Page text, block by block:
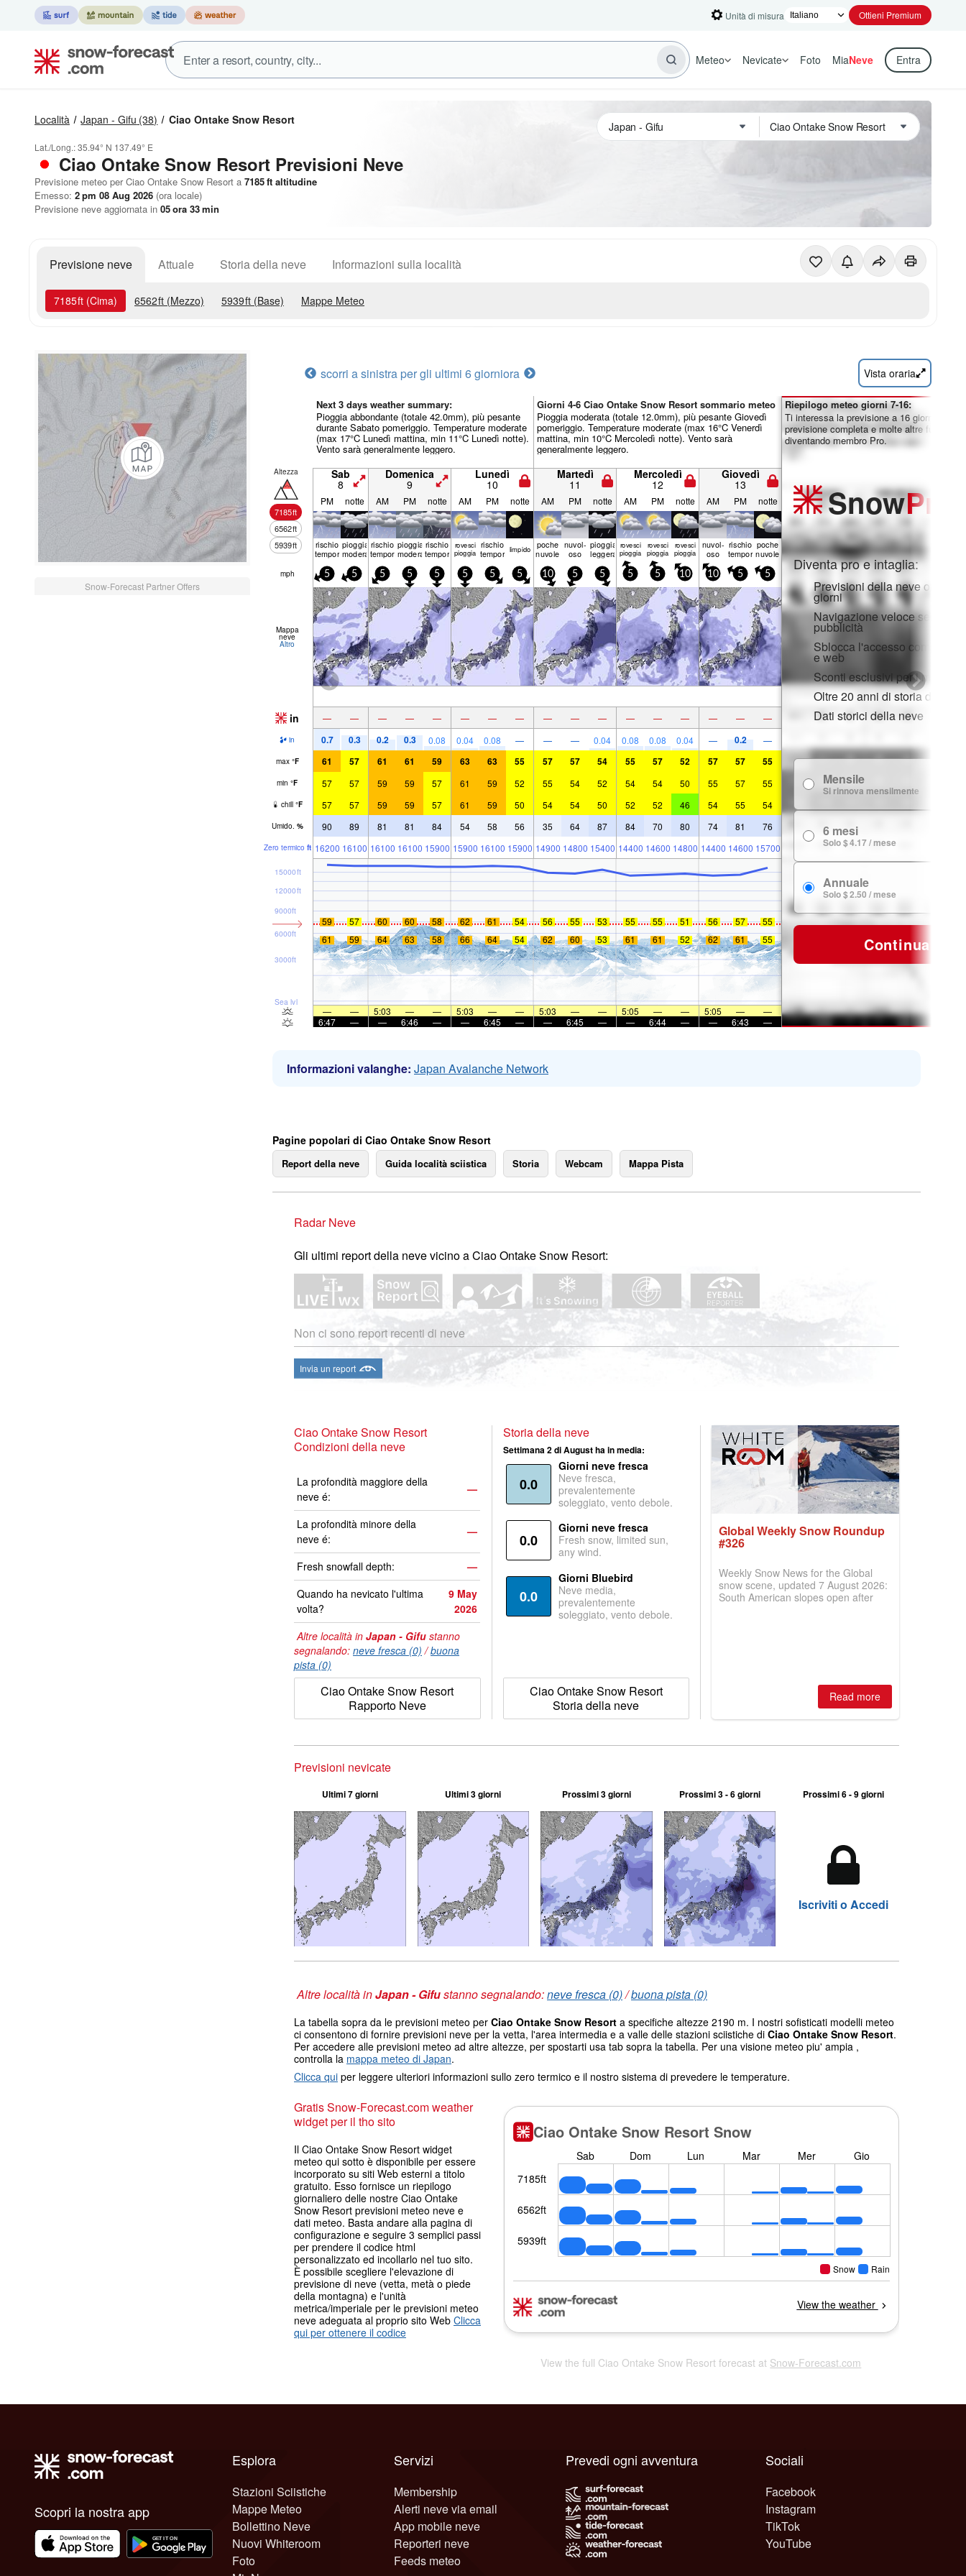
Unità di misura Ottieni Premium
Meteo Nevicate Foto MiaNeve Entra
Località Japan - Gifu (38) Ciao Ontake Snow Resort
Lat./Long.:35.94° N 137.49° E
Ciao Ontake Snow Resort Previsioni Neve
Previsione meteo per Ciao Ontake Snow Resort a 7185ft altitudine
Emesso: 2 pm 08 Aug 2026 (ora locale)
Previsione neve aggiornata in 05ora 33min
Previsione neve Attuale Storia della neve Informazioni sulla località
7185ft (Cima) 6562ft (Mezzo) 5939ft (Base) Mappe Meteo
Snow-Forecast Partner Offers
scorri a sinistra per gli ultimi 6 giorniora Vista oraria
Next 3 days weather summary:
Pioggia abbondante (totale 42.0mm), più pesante
durante Sabato pomeriggio. Temperature moderate
(max 17°C Lunedì mattina, min 11°C Lunedì notte).
Vento sarà generalmente leggero.
Giorni 4-6 Ciao Ontake Snow Resort sommario meteo
Pioggia moderata (totale 12.0mm), più pesante Giovedì
pomeriggio. Temperature moderate (max 16°C Venerdì
mattina, min 10°C Mercoledì notte). Vento sarà
generalmente leggero.
Altezza
7185ft
6562ft
5939ft
Sab
8
Domenica
9
Lunedì
10
Martedì
11
Mercoledì
12
Giovedì
13
PM notte AM PM notte AM PM notte AM PM notte AM PM notte AM PM notte
rischio
temporale
pioggia
moderata
rischio
temporale
pioggia
moderata
rischio
temporale
rovesci
pioggia
rischio
temporalelimp­ido poche
nuvole
nuvol-
oso
pioggia
leggera
rovesci
pioggia
rovesci
pioggia
rovesci
pioggia
nuvol-
oso
rischio
temporale
poche
nuvole
mph 5 5 5 5 5 5 5 5 10 5 5 5 5 10 10 5 5
Mappa
neve
Altro
in — — — — — — — — — — — — — — — — —
in 0.7 0.3 0.2 0.3 0.08 0.04 0.08 — — — 0.04 0.08 0.08 0.04 — 0.2 —
max °F 61 57 61 61 59 63 63 55 57 57 54 55 57 52 57 57 55
min °F 57 57 59 59 57 61 59 52 55 54 52 54 54 50 55 57 55
chill °F 57 57 59 59 57 61 59 50 54 54 50 52 52 46 54 55 54
Umido. % 90 89 81 81 84 54 58 56 35 64 87 84 70 80 74 81 76
Zero termico ft 16200 16100 16100 16100 15900 15900 16100 15900 14900 14800 15400 14400 14600 14800 14400 14600 15700
Sea lvl
3000ft
6000ft
9000ft
12000ft
15000ft
59 57 60 60 58 62 61 54 56 55 53 55 55 51 56 57
55
61
59 64 63 58 66 64 54 62 60 53 61 61 52 62 61 55
— — 5:03 — — 5:03 — — 5:03 — — 5:05 — — 5:05 —
—
6:47
— — 6:46 — — 6:45 — — 6:45 — — 6:44 — — 6:43 —
Riepilogo meteo giorni 7-16:
Ti interessa la previsione a 16 giorni?
previsione completa e molte altre
diventando membro Pro.
SnowPro
Diventa pro e intaglia:
Previsioni della neve orarie e
giorni
Navigazione veloce senza
pubblicità
Sblocca l'accesso completo
e web
Sconti esclusivi per i membri
Oltre 20 anni di storia della
Dati storici della neve
Mensile
Si rinnova mensilmente
6 mesi
Solo $ 4.17 / mese
Annuale
Solo $ 2.50 / mese
Continua
Informazioni valanghe: Japan Avalanche Network
Pagine popolari di Ciao Ontake Snow Resort
Report della neve Guida località sciistica Storia Webcam Mappa Pista
Radar Neve
Gli ultimi report della neve vicino a Ciao Ontake Snow Resort:
Non ci sono report recenti di neve
Invia un report
Ciao Ontake Snow Resort
Condizioni della neve
La profondità maggiore della
neve é:
—
La profondità minore della
neve é:
—
Fresh snowfall depth:
—
Quando ha nevicato l'ultima
volta?
9 May
2026
Altre località in Japan - Gifu stanno
segnalando: neve fresca (0) /buona
pista (0)
Ciao Ontake Snow Resort
Rapporto Neve
Storia della neve
Settimana 2 di August ha in media:
0.0
Giorni neve fresca
Neve fresca,
prevalentemente
soleggiato, vento debole.
0.0
Giorni neve fresca
Fresh snow, limited sun,
any wind.
0.0
Giorni Bluebird
Neve media,
prevalentemente
soleggiato, vento debole.
Ciao Ontake Snow Resort
Storia della neve
Global Weekly Snow Roundup
#326
Weekly Snow News for the Global
snow scene, updated 7 August 2026:
South American slopes open after
Read more
Previsioni nevicate
Ultimi 7 giorni Ultimi 3 giorni Prossimi 3 giorni Prossimi 3 - 6 giorni Prossimi 6 - 9 giorni
Iscriviti o Accedi
Altre località inJapan - Gifustanno segnalando:neve fresca (0)/buona pista (0)
La tabella sopra da le previsioni meteo per Ciao Ontake Snow Resort a specifiche altezze 2190 m. I nostri sofisticati modelli meteo
ci consentono di fornire previsioni neve per la vetta, l'area intermedia e a valle delle stazioni sciistiche di Ciao Ontake Snow Resort.
Per accedere alle previsioni meteo ad altre altezze, per spostarti usa tab sopra la tabella. Per una visione meteo piu' ampia ,
controlla la mappa meteo di Japan.
Clicca qui per leggere ulteriori informazioni sullo zero termico e il nostro sistema di prevedere le temperature.
Gratis Snow-Forecast.com weather
widget per il tho sito
Il Ciao Ontake Snow Resort widget
meteo qui sotto è disponibile per essere
incorporato su siti Web esterni a titolo
gratuito. Esso fornisce un riepilogo
giornaliero delle nostre Ciao Ontake
Snow Resort previsioni meteo neve e
dati meteo. Basta andare alla pagina di
configurazione e seguire 3 semplici passi
per prendere il codice html
personalizzato ed incollarlo nel tuo sito.
È possibile scegliere l'elevazione di
previsione di neve (vetta, metà o piede
della montagna) e l'unità
metrica/imperiale per le previsioni meteo
neve adeguata al proprio sito Web Clicca
qui per ottenere il codice
View the full Ciao Ontake Snow Resort forecast at Snow-Forecast.com
Scopri la nostra app
Esplora
Stazioni Sciistiche
Mappe Meteo
Bollettino Neve
Nuovi Whiteroom
Foto
Servizi
Membership
Alerti neve via email
App mobile neve
Reporteri neve
Feeds meteo
Sociali
Facebook
Instagram
TikTok
YouTube
Prevedi ogni avventura